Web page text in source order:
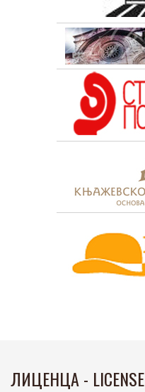
ЛИЦЕНЦА - LICENSE